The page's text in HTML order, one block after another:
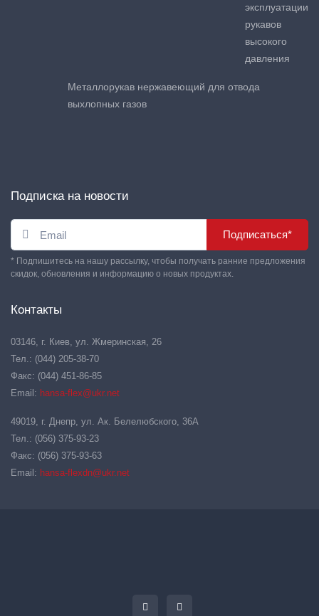
эксплуатации
рукавов
высокого
давления
Металлорукав нержавеющий для отвода
выхлопных газов
Подписка на новости
Подписаться*
* Подпишитесь на нашу рассылку, чтобы получать ранние предложения
скидок, обновления и информацию о новых продуктах.
Контакты
03146, г. Киев, ул. Жмеринская, 26
Тел.: (044) 205-38-70
Факс: (044) 451-86-85
Email: hansa-flex@ukr.net
49019, г. Днепр, ул. Ак. Белелюбского, 36А
Тел.: (056) 375-93-23
Факс: (056) 375-93-63
Email: hansa-flexdn@ukr.net